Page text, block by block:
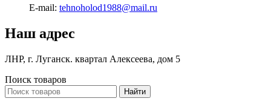
E-mail: tehnoholod1988@mail.ru
Наш адрес
ЛНР, г. Луганск. квартал Алексеева, дом 5
Поиск товаров